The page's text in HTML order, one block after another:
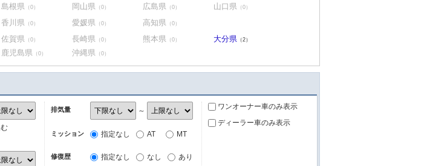
島根県 （0） 岡山県 （0） 広島県 （0） 山口県 （0）
香川県 （0） 愛媛県 （0） 高知県 （0）
佐賀県 （0） 長崎県 （0） 熊本県 （0） 大分県 （2）
鹿児島県 （0） 沖縄県 （0）
排気量 ～
ミッション 指定なし AT MT
修復歴 指定なし なし あり
ワンオーナー車のみ表示
ディーラー車のみ表示